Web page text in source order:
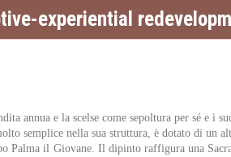
experiential
annua e la scelse come sepoltura per sé e i
semplice nella sua struttura, è dotato di un
Palma il Giovane. Il dipinto raffigura una